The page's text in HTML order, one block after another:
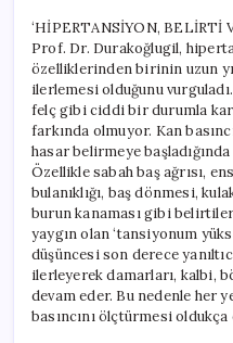
‘HİPERTANSİYON, BELİRTİ
Prof. Dr. Durakoğlugil,
özelliklerinden birinin uzun
ilerlemesi olduğunu
felç gibi ciddi bir durumla
farkında olmuyor. Kan
hasar belirmeye
Özellikle sabah baş ağrısı,
bulanıklığı, baş dönmesi,
burun kanaması gibi
yaygın olan ‘tansiyonum
düşüncesi son derece
ilerleyerek damarları, kalbi,
devam eder. Bu nedenle her
basıncını ölçtürmesi